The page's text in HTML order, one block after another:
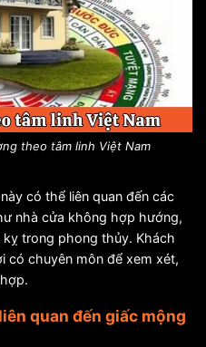
theo tâm linh Việt Nam
có thể liên quan đến các
nhà cửa không hợp hướng,
trong phong thủy. Khách
có chuyên môn để xem xét,
quan đến giấc mộng